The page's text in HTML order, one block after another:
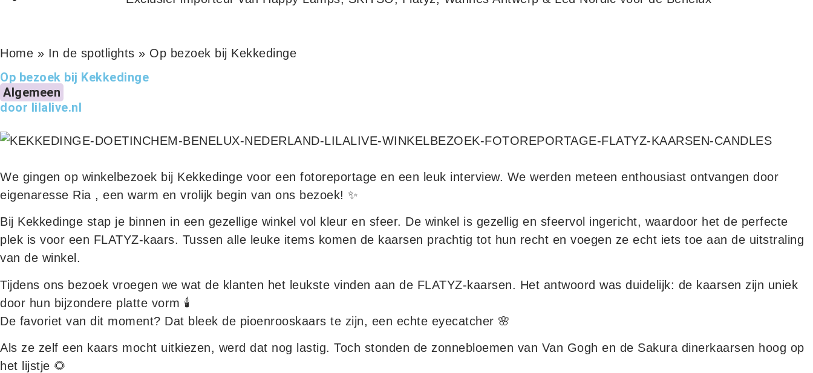
Home » In de spotlights » Op bezoek bij Kekkedinge
Op bezoek bij Kekkedinge
Algemeen
door lilalive.nl
We gingen op winkelbezoek bij Kekkedinge voor een fotoreportage en een leuk interview. We werden meteen enthousiast ontvangen door
eigenaresse Ria , een warm en vrolijk begin van ons bezoek! ✨
Bij Kekkedinge stap je binnen in een gezellige winkel vol kleur en sfeer. De winkel is gezellig en sfeervol ingericht, waardoor het de perfecte
plek is voor een FLATYZ-kaars. Tussen alle leuke items komen de kaarsen prachtig tot hun recht en voegen ze echt iets toe aan de uitstraling
van de winkel.
Tijdens ons bezoek vroegen we wat de klanten het leukste vinden aan de FLATYZ-kaarsen. Het antwoord was duidelijk: de kaarsen zijn uniek
door hun bijzondere platte vorm 🕯️
De favoriet van dit moment? Dat bleek de pioenrooskaars te zijn, een echte eyecatcher 🌸
Als ze zelf een kaars mocht uitkiezen, werd dat nog lastig. Toch stonden de zonnebloemen van Van Gogh en de Sakura dinerkaarsen hoog op
het lijstje 🌻